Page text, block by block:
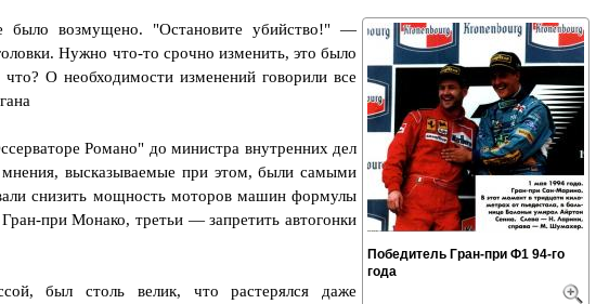
Победитель Гран-при Ф1 94-го
года
было возмущено. "Остановите убийство!" —
Нужно что-то срочно изменить, это было
О необходимости изменений говорили все
Романо" до министра внутренних дел
мнения, высказываемые при этом, были самыми
снизить мощность моторов машин формулы
при Монако, третьи — запретить автогонки
был столь велик, что растерялся даже